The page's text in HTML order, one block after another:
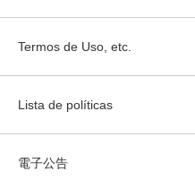
Termos de Uso, etc.
Lista de políticas
電子公告